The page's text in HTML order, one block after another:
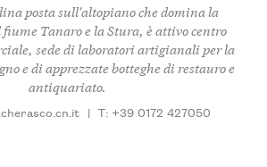
posta sull'altopiano che domina la
Tanaro e la Stura, è attivo centro
sede di laboratori artigianali per la
e di apprezzate botteghe di restauro e
antiquariato.
| T: +39 0172 427050